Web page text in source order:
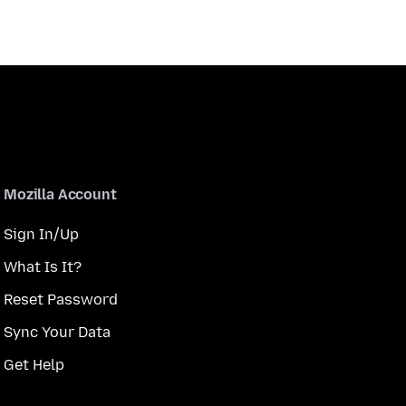
Mozilla Account
Sign In/Up
What Is It?
Reset Password
Sync Your Data
Get Help